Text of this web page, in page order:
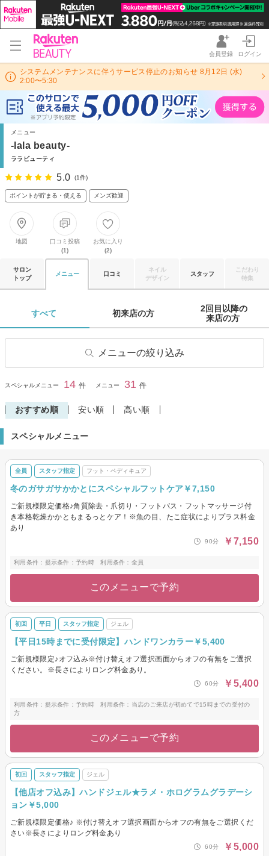
会員登録 ログイン
システムメンテナンスに伴うサービス停止のお知らせ 8月12日 (水)
2:00〜5:30
メニュー
-lala beauty-
ララビューティ
5.0 (1件)
ポイントが貯まる・使える メンズ歓迎
地図
口コミ投稿
(1)
お気に入り
(2)
サロン
トップ
メニュー 口コミ
ネイル
デザイン
スタッフ
こだわり
特集
すべて 初来店の方
2回目以降の
来店の方
メニューの絞り込み
閉じる
スペシャルメニュー 14 件 メニュー 31 件
おすすめ順 安い順 高い順
スペシャルメニュー
全員 スタッフ指定 フット・ペディキュア
冬のガサガサかかとにスペシャルフットケア￥7,150
ご新規様限定価格♪角質除去・爪切り・フットバス・フットマッサージ付
き本格乾燥かかともまるっとケア！※魚の目、たこ症状によりプラス料金
あり
90分 ￥7,150
利用条件：提示条件：予約時 利用条件：全員
このメニューで予約
初回 平日 スタッフ指定 ジェル
【平日15時までに受付限定】ハンドワンカラー￥5,400
ご新規様限定♪オフ込み※付け替えオフ選択画面からオフの有無をご選択
ください。※長さによりロング料金あり。
60分 ￥5,400
利用条件：提示条件：予約時 利用条件：当店のご来店が初めてで15時までの受付の
方
このメニューで予約
初回 スタッフ指定 ジェル
【他店オフ込み】ハンドジェル★ラメ・ホログラムグラデーシ
ョン￥5,000
ご新規様限定価格♪ ※付け替えオフ選択画面からオフの有無をご選択くだ
さい※長さによりロング料金あり
60分 ￥5,000